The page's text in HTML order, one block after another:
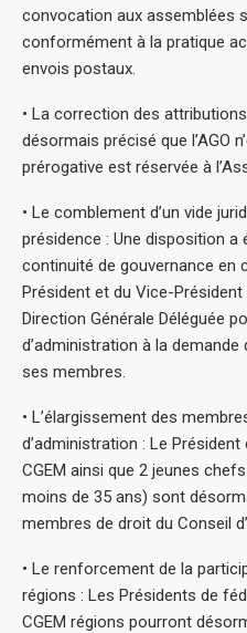
convocation aux assemblées
conformément à la pratique
envois postaux.
• La correction des
désormais précisé que l’AGO
prérogative est réservée à
• Le comblement d’un vide
présidence : Une disposition
continuité de gouvernance en
Président et du Vice-Président
Direction Générale Déléguée
d’administration à la demande
ses membres.
• L’élargissement des
d’administration : Le
CGEM ainsi que 2 jeunes
moins de 35 ans) sont
membres de droit du Conseil
• Le renforcement de la
régions : Les Présidents de
CGEM régions pourront